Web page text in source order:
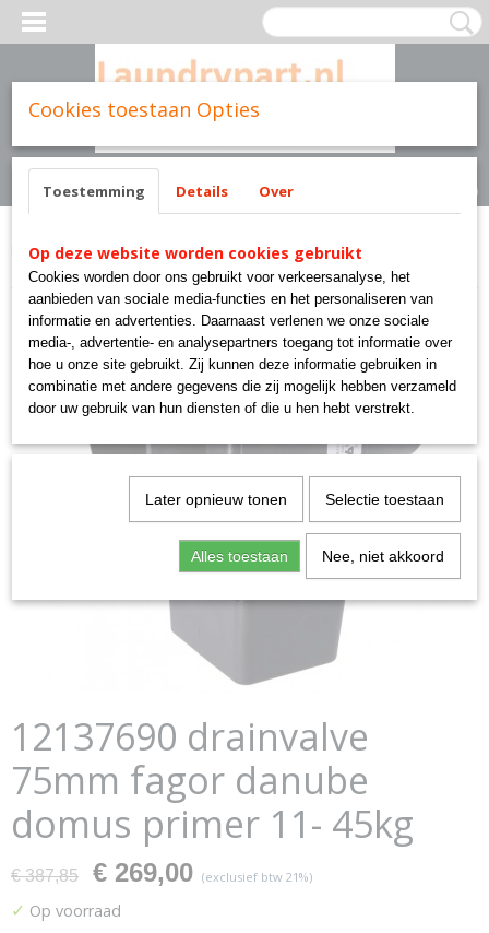
Inloggen Registreren
(0)
Home >Parts brands>Danube>12137690 drainvalve 75mm fagor
danube domus primer 11- 45kg
12137690 drainvalve
75mm fagor danube
domus primer 11- 45kg
€ 387,85 € 269,00 (exclusief btw 21%)
✓ Op voorraad
Cookies toestaan Opties
Toestemming Details Over
Op deze website worden cookies gebruikt
Cookies worden door ons gebruikt voor verkeersanalyse, het
aanbieden van sociale media-functies en het personaliseren van
informatie en advertenties. Daarnaast verlenen we onze sociale
media-, advertentie- en analysepartners toegang tot informatie over
hoe u onze site gebruikt. Zij kunnen deze informatie gebruiken in
combinatie met andere gegevens die zij mogelijk hebben verzameld
door uw gebruik van hun diensten of die u hen hebt verstrekt.
Later opnieuw tonen Selectie toestaan
Alles toestaan Nee, niet akkoord